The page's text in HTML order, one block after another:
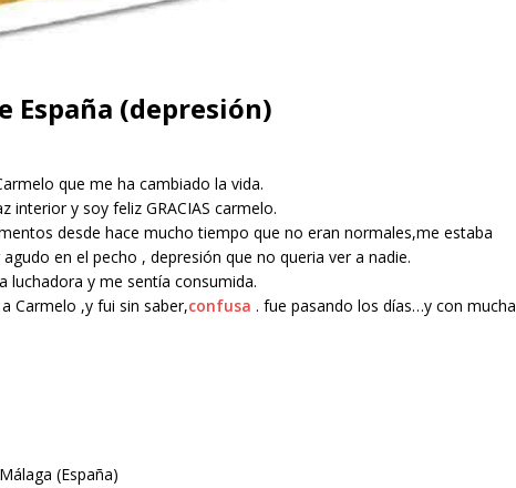
España (depresión)
que me ha cambiado la vida.
interior y soy feliz GRACIAS carmelo.
desde hace mucho tiempo que no eran normales,me estaba
en el pecho , depresión que no queria ver a nadie.
luchadora y me sentía consumida.
Carmelo ,y fui sin saber,confusa . fue pasando los días…y con mucha
(España)